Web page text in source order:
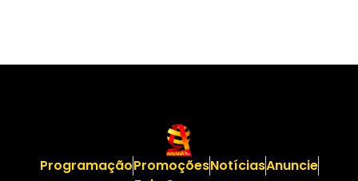
ProgramaçãoPromoçõesNotíciasAnuncie